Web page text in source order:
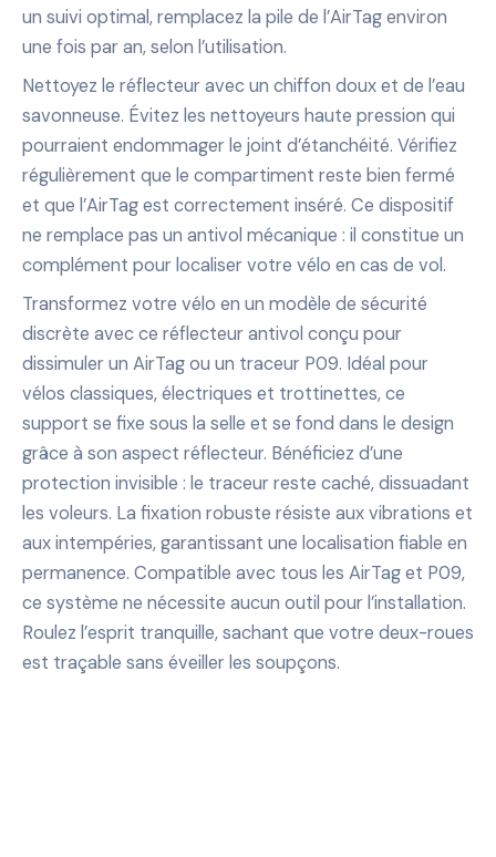
un suivi optimal, remplacez la pile de l’AirTag environ
une fois par an, selon l’utilisation.
Nettoyez le réflecteur avec un chiffon doux et de l’eau
savonneuse. Évitez les nettoyeurs haute pression qui
pourraient endommager le joint d’étanchéité. Vérifiez
régulièrement que le compartiment reste bien fermé
et que l’AirTag est correctement inséré. Ce dispositif
ne remplace pas un antivol mécanique : il constitue un
complément pour localiser votre vélo en cas de vol.
Transformez votre vélo en un modèle de sécurité
discrète avec ce réflecteur antivol conçu pour
dissimuler un AirTag ou un traceur P09. Idéal pour
vélos classiques, électriques et trottinettes, ce
support se fixe sous la selle et se fond dans le design
grâce à son aspect réflecteur. Bénéficiez d’une
protection invisible : le traceur reste caché, dissuadant
les voleurs. La fixation robuste résiste aux vibrations et
aux intempéries, garantissant une localisation fiable en
permanence. Compatible avec tous les AirTag et P09,
ce système ne nécessite aucun outil pour l’installation.
Roulez l’esprit tranquille, sachant que votre deux-roues
est traçable sans éveiller les soupçons.